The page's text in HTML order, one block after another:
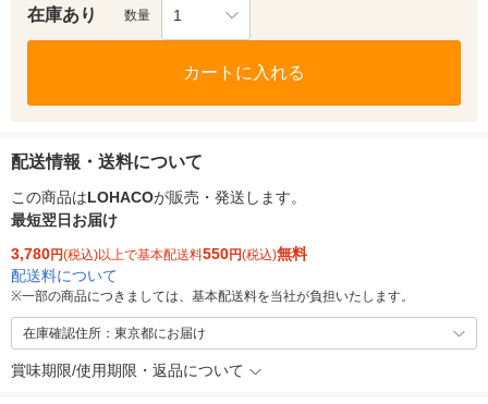
在庫あり 数量 1
カートに入れる
配送情報・送料について
この商品はLOHACOが販売・発送します。
最短翌日お届け
3,780円(税込)以上で基本配送料550円(税込)無料
配送料について
※一部の商品につきましては、基本配送料を当社が負担いたします。
在庫確認住所：東京都にお届け
賞味期限/使用期限・返品について